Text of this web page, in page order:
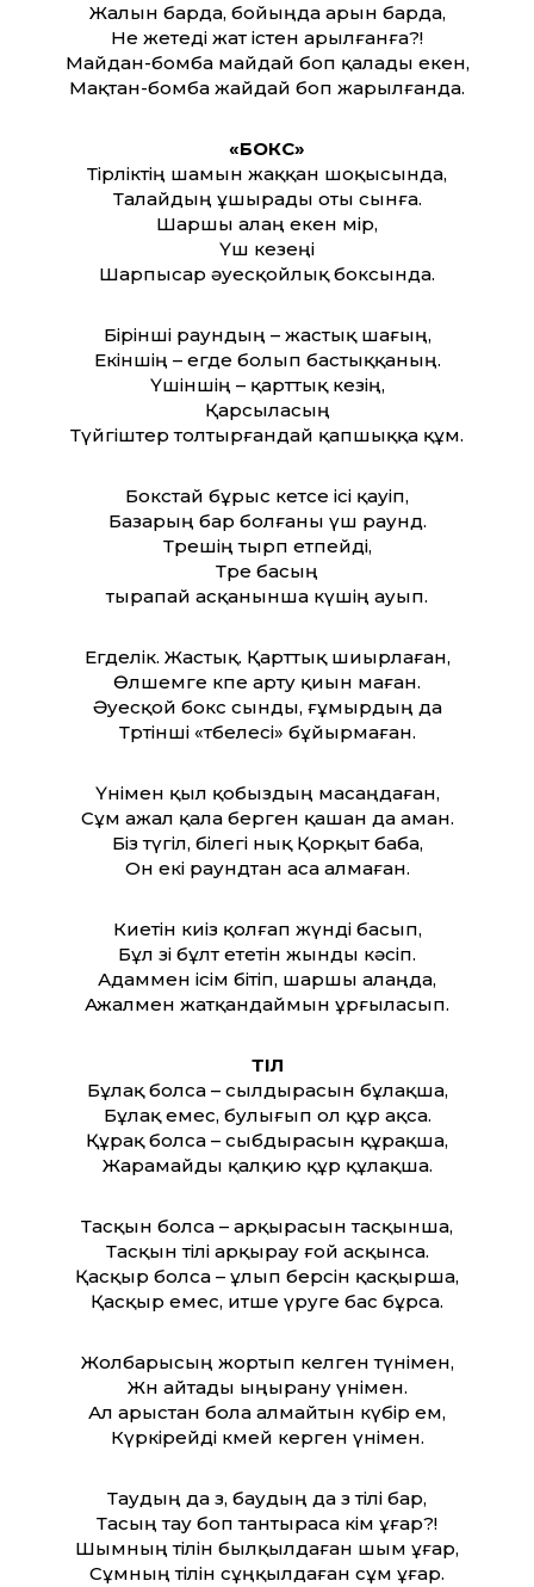
Жалын барда, бойыңда арын барда,
Не жетеді жат істен арылғанға?!
Майдан-бомба майдай боп қалады екен,
Мақтан-бомба жайдай боп жарылғанда.
«БОКС»
Тірліктің шамын жаққан шоқысында,
Талайдың ұшырады оты сынға.
Шаршы алаң екен өмір,
Үш кезеңі
Шарпысар әуесқойлық боксында.
Бірінші раундың – жастық шағың,
Екіншің – егде болып бастыққаның.
Үшіншің – қарт­тық кезің,
Қарсыласың
Түйгіштер толтырғандай қапшыққа құм.
Бокстай бұрыс кетсе ісі қауіп,
Базарың бар болғаны үш раунд.
Төрешің тырп етпейді,
Төре басың
тырапай асқанынша күшің ауып.
Егделік. Жастық. Қарт­тық шиырлаған,
Өлшемге өкпе арту қиын маған.
Әуесқой бокс сынды, ғұмырдың да
Төртінші «төбелесі» бұйырмаған.
Үнімен қыл қобыздың масаңдаған,
Сұм ажал қала берген қашан да аман.
Біз түгіл, білегі нық Қорқыт баба,
Он екі раундтан аса алмаған.
Киетін киіз қолғап жүнді басып,
Бұл өзі бұлт ететін жынды кәсіп.
Адаммен ісім бітіп, шаршы алаңда,
Ажалмен жатқандаймын ұрғыласып.
ТІЛ
Бұлақ болса – сылдырасын бұлақша,
Бұлақ емес, булығып ол құр ақса.
Құрақ болса – сыбдырасын құрақша,
Жарамайды қалқию құр құлақша.
Тасқын болса – арқырасын тасқынша,
Тасқын тілі арқырау ғой асқынса.
Қасқыр болса – ұлып берсін қасқырша,
Қасқыр емес, итше үруге бас бұрса.
Жолбарысың жортып келген түнімен,
Жөн айтады ыңырану үнімен.
Ал арыстан бола алмайтын күбір ем,
Күркірейді көмей керген үнімен.
Таудың да өз, баудың да өз тілі бар,
Тасың тау боп тантыраса кім ұғар?!
Шымның тілін былқылдаған шым ұғар,
Сұмның тілін сұңқылдаған сұм ұғар.